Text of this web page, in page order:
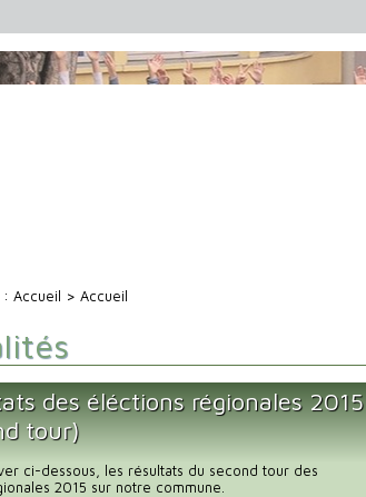
:Accueil > Accueil
des éléctions régionales 2015
tour)
ci-dessous, les résultats du second tour des
2015 sur notre commune.